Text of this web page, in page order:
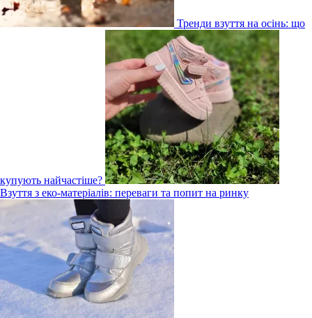
Тренди взуття на осінь: що
купують найчастіше?
Взуття з еко-матеріалів: переваги та попит на ринку